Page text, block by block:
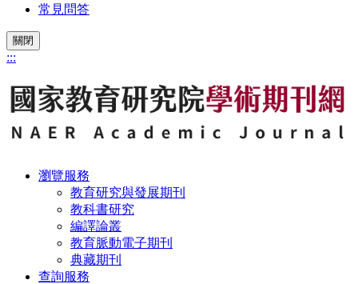
常見問答
關閉
:::
瀏覽服務
教育研究與發展期刊
教科書研究
編譯論叢
教育脈動電子期刊
典藏期刊
查詢服務